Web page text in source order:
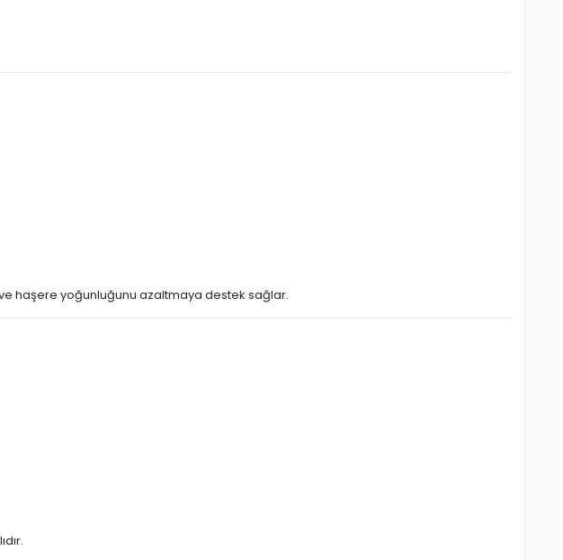
haşere yoğunluğunu azaltmaya destek sağlar.